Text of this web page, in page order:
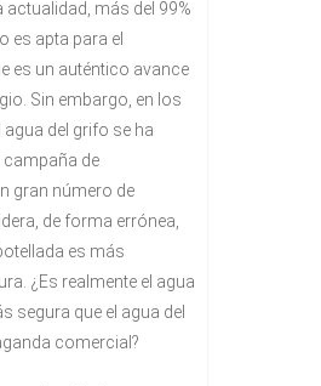
actualidad, más del 99%
es apta para el
es un auténtico avance
Sin embargo, en los
del grifo se ha
de
gran número de
de forma errónea,
es más
¿Es realmente el agua
segura que el agua del
comercial?